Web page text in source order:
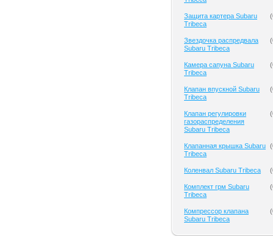
Защита картера Subaru
Tribeca
(
Звездочка распредвала
Subaru Tribeca
(
Камера сапуна Subaru
Tribeca
(
Клапан впускной Subaru
Tribeca
(
Клапан регулировки
газораспределения
Subaru Tribeca
(
Клапанная крышка Subaru
Tribeca
(
Коленвал Subaru Tribeca (
Комплект грм Subaru
Tribeca
(
Компрессор клапана
Subaru Tribeca
(